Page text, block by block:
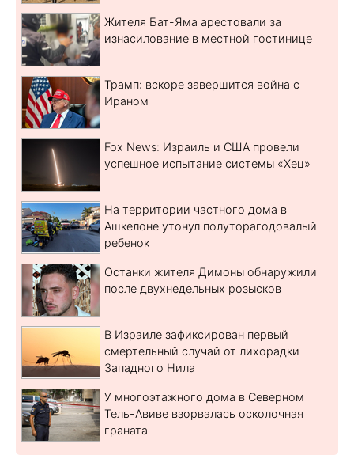
Жителя Бат-Яма арестовали за
изнасилование в местной гостинице
Трамп: вскоре завершится война с
Ираном
Fox News: Израиль и США провели
успешное испытание системы «Хец»
На территории частного дома в
Ашкелоне утонул полуторагодовалый
ребенок
Останки жителя Димоны обнаружили
после двухнедельных розысков
В Израиле зафиксирован первый
смертельный случай от лихорадки
Западного Нила
У многоэтажного дома в Северном
Тель-Авиве взорвалась осколочная
граната